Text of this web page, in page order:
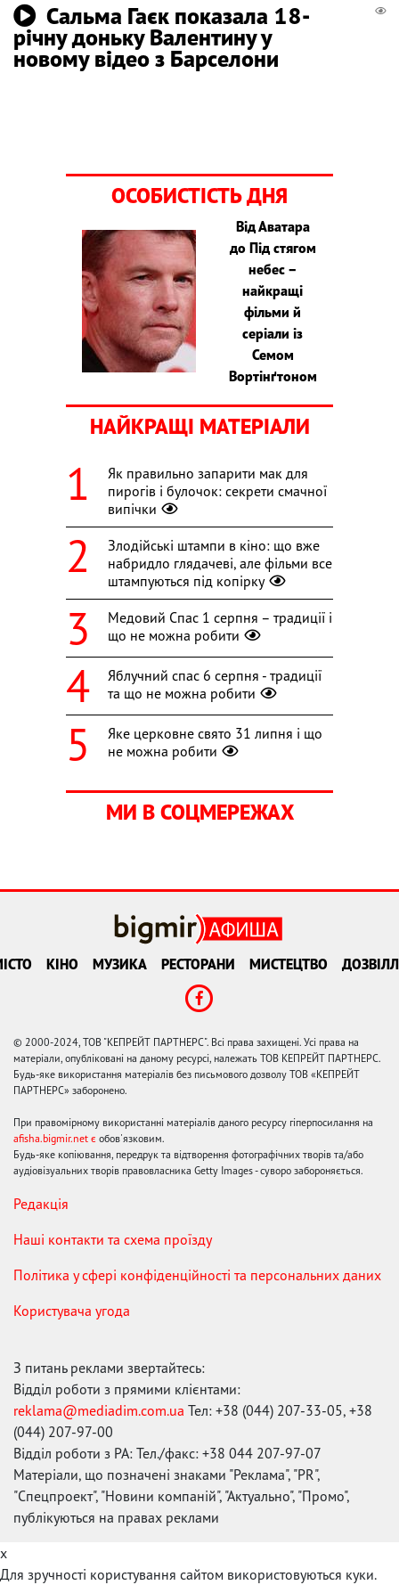
Сальма Гаєк показала 18-
річну доньку Валентину у
новому відео з Барселони
ОСОБИСТІСТЬ ДНЯ
Від Аватара
до Під стягом
небес –
найкращі
фільми й
серіали із
Семом
Вортінґтоном
НАЙКРАЩІ МАТЕРІАЛИ
Як правильно запарити мак для
пирогів і булочок: секрети смачної
випічки
Злодійські штампи в кіно: що вже
набридло глядачеві, але фільми все
штампуються під копірку
Медовий Спас 1 серпня – традиції і
що не можна робити
Яблучний спас 6 серпня - традиції
та що не можна робити
Яке церковне свято 31 липня і що
не можна робити
МИ В СОЦМЕРЕЖАХ
КІНО МУЗИКА РЕСТОРАНИ МИСТЕЦТВО
© 2000-2024, ТОВ "КЕПРЕЙТ ПАРТНЕРС". Всі права захищені. Усі права на
матеріали, опубліковані на даному ресурсі, належать ТОВ КЕПРЕЙТ ПАРТНЕРС.
Будь-яке використання матеріалів без письмового дозволу ТОВ «КЕПРЕЙТ
ПАРТНЕРС» заборонено.
При правомірному використанні матеріалів даного ресурсу гіперпосилання на
afisha.bigmir.net є обов'язковим.
Будь-яке копіювання, передрук та відтворення фотографічних творів та/або
аудіовізуальних творів правовласника Getty Images - суворо забороняється.
Редакція
Наші контакти та схема проїзду
Політика у сфері конфіденційності та персональних даних
Користувача угода
З питань реклами звертайтесь:
Відділ роботи з прямими клієнтами:
reklama@mediadim.com.ua Тел: +38 (044) 207-33-05, +38
(044) 207-97-00
Відділ роботи з РА: Тел./факс: +38 044 207-97-07
Матеріали, що позначені знаками "Реклама", "PR",
"Спецпроект", "Новини компаній", "Актуально", "Промо",
публікуються на правах реклами
x
Для зручності користування сайтом використовуються куки.